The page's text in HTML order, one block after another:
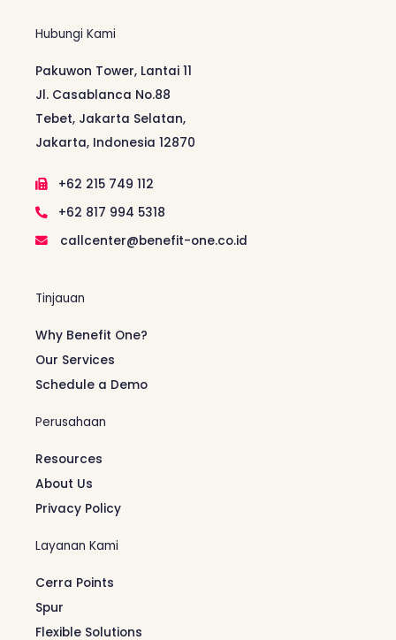
Hubungi Kami
Pakuwon Tower, Lantai 11
Jl. Casablanca No.88
Tebet, Jakarta Selatan,
Jakarta, Indonesia 12870
+62 215 749 112
+62 817 994 5318
callcenter@benefit-one.co.id
Tinjauan
Why Benefit One?
Our Services
Schedule a Demo
Perusahaan
Resources
About Us
Privacy Policy
Layanan Kami
Cerra Points
Spur
Flexible Solutions